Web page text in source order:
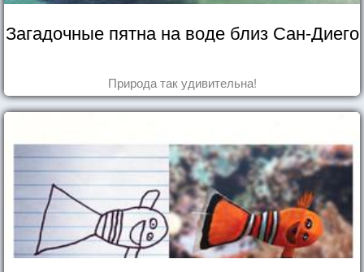
Загадочные пятна на воде близ Сан-Диего
Природа так удивительна!